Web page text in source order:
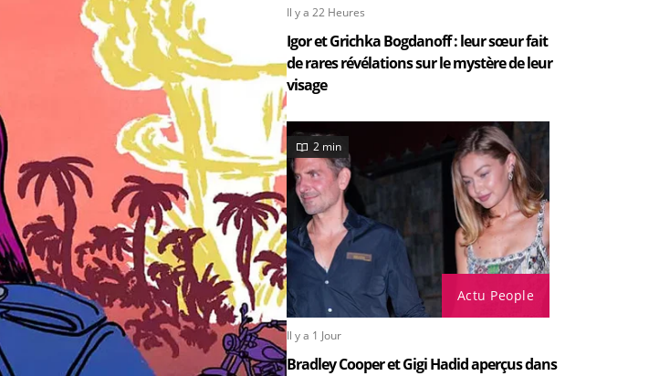
Il y a 22 Heures
Igor et Grichka Bogdanoff : leur sœur fait
de rares révélations sur le mystère de leur
visage
Actu People
2 min
Il y a 1 Jour
Bradley Cooper et Gigi Hadid aperçus dans